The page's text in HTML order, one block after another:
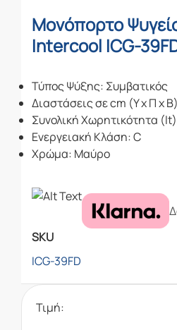
Μονόπορτο
Intercool ICG-
Τύπος Ψύξης: Συμβατικός
Διαστάσεις σε cm (Υ x Π x
Συνολική Χωρητικότητα
Ενεργειακή Κλάση: C
Χρώμα: Μαύρο
SKU
ICG-39FD
Τιμή: